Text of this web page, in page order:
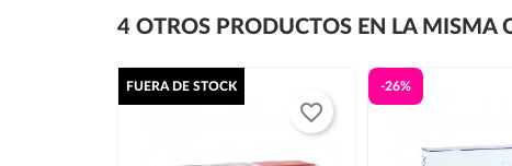
deben realizarseantes de las 14:00 hrs.El tiempo
productos refrigerados siempre se debe
, ya que son productos de cadena de
envían en una caja térmica con gel refrigerante.
4 OTROS PRODUCTOS EN LA MISMA
FUERA DE STOCK
favorite_border
-26%